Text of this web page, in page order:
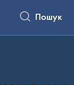
Пошук